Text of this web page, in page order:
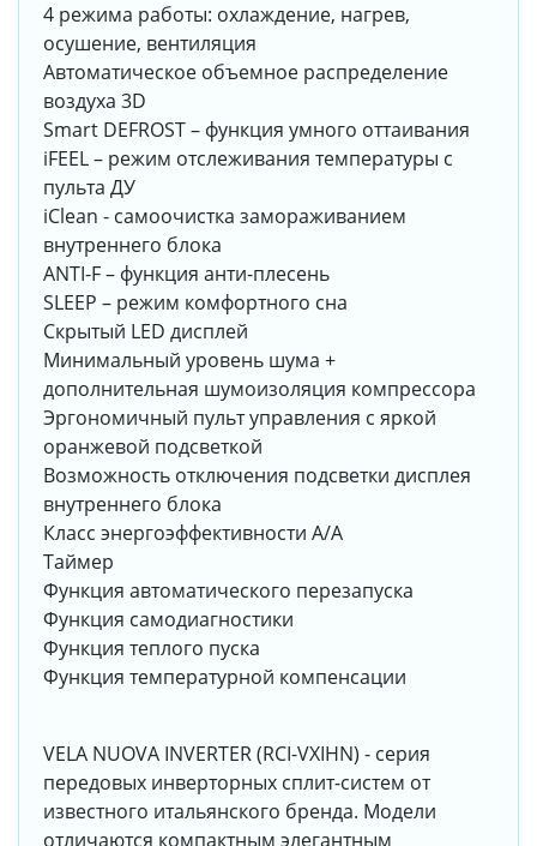
4 режима работы: охлаждение, нагрев,
осушение, вентиляция
Автоматическое объемное распределение
воздуха 3D
Smart DEFROST – функция умного оттаивания
iFEEL – режим отслеживания температуры с
пульта ДУ
iClean - cамоочистка замораживанием
внутреннего блока
ANTI-F – функция анти-плесень
SLEEP – режим комфортного сна
Скрытый LED дисплей
Минимальный уровень шума +
дополнительная шумоизоляция компрессора
Эргономичный пульт управления с яркой
оранжевой подсветкой
Возможность отключения подсветки дисплея
внутреннего блока
Класс энергоэффективности A/A
Таймер
Функция автоматического перезапуска
Функция самодиагностики
Функция теплого пуска
Функция температурной компенсации
VELA NUOVA INVERTER (RCI-VXIHN) - серия
передовых инверторных сплит-систем от
известного итальянского бренда. Модели
отличаются компактным элегантным